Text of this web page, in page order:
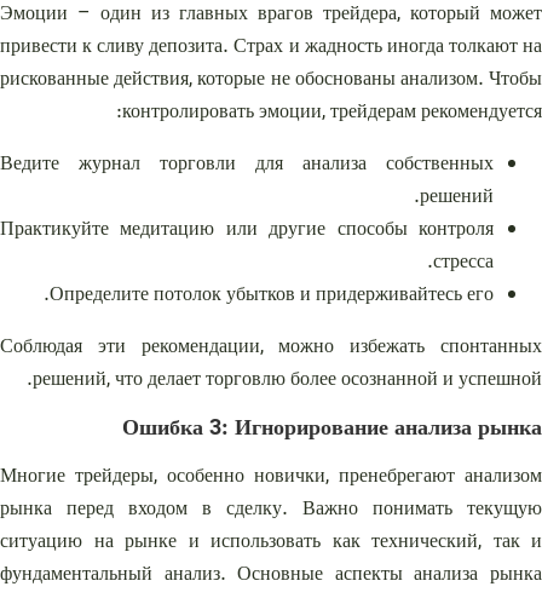
Эмоции – один из главных врагов трейдера, который может
привести к сливу депозита. Страх и жадность иногда толкают на
рискованные действия, которые не обоснованы анализом. Чтобы
контролировать эмоции, трейдерам рекомендуется:
Ведите журнал торговли для анализа собственных
решений.
Практикуйте медитацию или другие способы контроля
стресса.
Определите потолок убытков и придерживайтесь его.
Соблюдая эти рекомендации, можно избежать спонтанных
решений, что делает торговлю более осознанной и успешной.
Ошибка 3: Игнорирование анализа рынка
Многие трейдеры, особенно новички, пренебрегают анализом
рынка перед входом в сделку. Важно понимать текущую
ситуацию на рынке и использовать как технический, так и
фундаментальный анализ. Основные аспекты анализа рынка